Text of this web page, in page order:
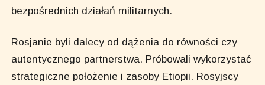
bezpośrednich działań militarnych.
Rosjanie byli dalecy od dążenia do równości czy
autentycznego partnerstwa. Próbowali wykorzystać
strategiczne położenie i zasoby Etiopii. Rosyjscy